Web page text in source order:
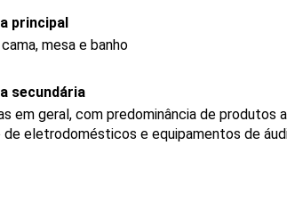
principal
mesa e banho
secundária
em geral, com predominância de produtos
eletrodomésticos e equipamentos de